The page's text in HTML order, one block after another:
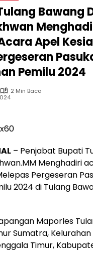
Bawang
Apel
Pemilu 2024
2 Min Baca
– Penjabat Bupati
Menghadiri
Pergeseran
2024 di Tulang
Maporles
Sumatra,
Timur,